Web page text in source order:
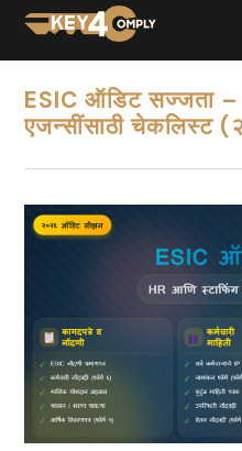
ESIC ऑडिट सज्जता –
एजन्सींसाठी चेकलिस्ट